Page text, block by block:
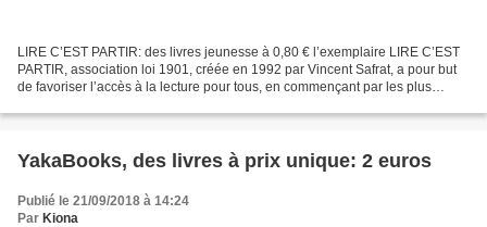
LIRE C’EST PARTIR: des livres jeunesse à 0,80 € l’exemplaire LIRE C’EST
PARTIR, association loi 1901, créée en 1992 par Vincent Safrat, a pour but
de favoriser l’accès à la lecture pour tous, en commençant par les plus
YakaBooks, des livres à prix unique: 2 euros
Publié le 21/09/2018 à 14:24
Par Kiona